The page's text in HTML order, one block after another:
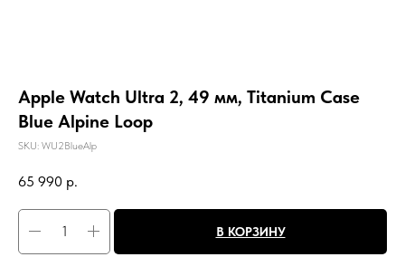
Apple Watch Ultra 2, 49 мм, Titanium Case
Blue Alpine Loop
SKU: WU2BlueAlp
65 990 р.
В КОРЗИНУ